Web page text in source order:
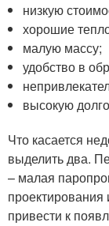
низкую
хорошие
малую массу;
удобство в
высокую
Что касается
выделить два.
– малая
привести к